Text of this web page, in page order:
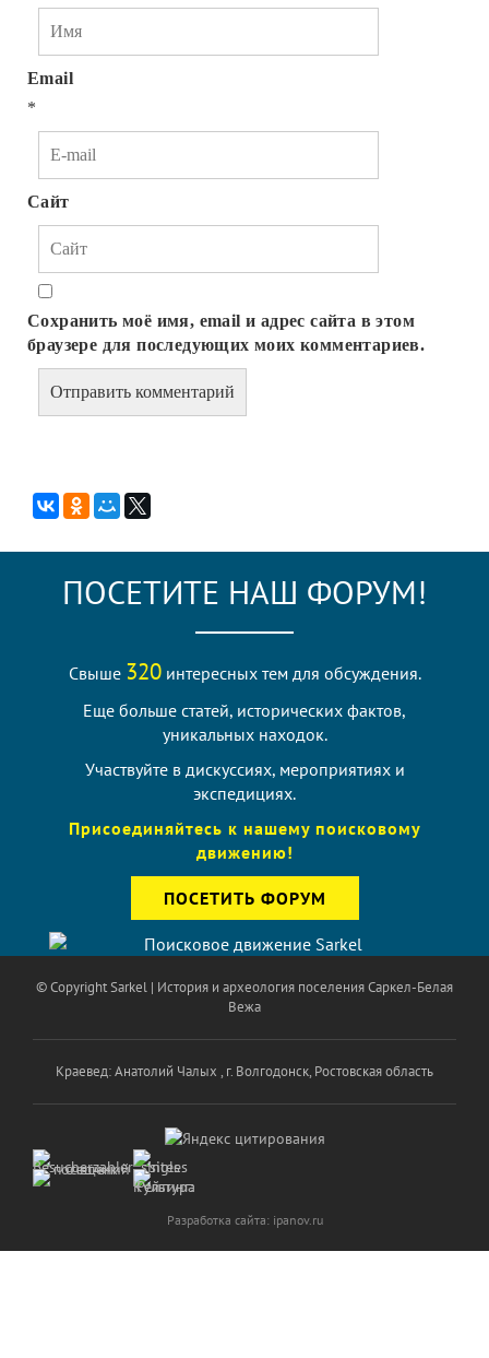
Email
*
Сайт
Сохранить моё имя, email и адрес сайта в этом
браузере для последующих моих комментариев.
ПОСЕТИТЕ НАШ ФОРУМ!
Свыше 320интересных тем для обсуждения.
Еще больше статей, исторических фактов,
уникальных находок.
Участвуйте в дискуссиях, мероприятиях и
экспедициях.
Присоединяйтесь к нашему поисковому
движению!
ПОСЕТИТЬ ФОРУМ
© CopyrightSarkel | История и археология поселения Саркел-Белая
Вежа
Краевед: Анатолий Чалых , г. Волгодонск, Ростовская область
Разработка сайта: ipanov.ru